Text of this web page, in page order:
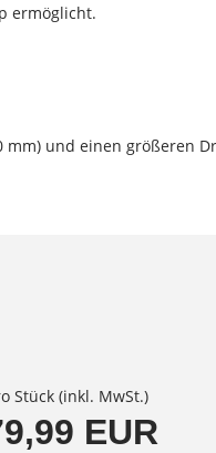
ermöglicht.
mm) und einen größeren
Stück (inkl. MwSt.)
EUR